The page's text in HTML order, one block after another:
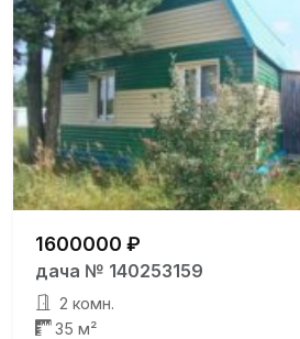
1600000 ₽
дача № 140253159
2 комн.
35 м²